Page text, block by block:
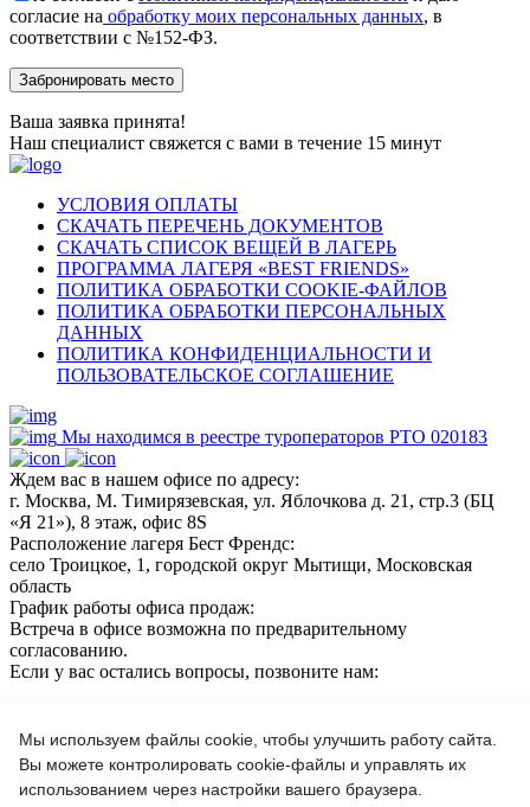
согласие на обработку моих персональных данных, в
соответствии с №152-ФЗ.
Ваша заявка принята!
Наш специалист свяжется с вами в течение 15 минут
УСЛОВИЯ ОПЛАТЫ
СКАЧАТЬ ПЕРЕЧЕНЬ ДОКУМЕНТОВ
СКАЧАТЬ СПИСОК ВЕЩЕЙ В ЛАГЕРЬ
ПРОГРАММА ЛАГЕРЯ «BEST FRIENDS»
ПОЛИТИКА ОБРАБОТКИ COOKIE-ФАЙЛОВ
ПОЛИТИКА ОБРАБОТКИ ПЕРСОНАЛЬНЫХ
ДАННЫХ
ПОЛИТИКА КОНФИДЕНЦИАЛЬНОСТИ И
ПОЛЬЗОВАТЕЛЬСКОЕ СОГЛАШЕНИЕ
Мы находимся в реестре туроператоров РТО 020183
Ждем вас в нашем офисе по адресу:
г. Москва, М. Тимирязевская, ул. Яблочкова д. 21, стр.3 (БЦ
«Я 21»), 8 этаж, офис 8S
Расположение лагеря Бест Френдс:
село Троицкое, 1, городской округ Мытищи, Московская
область
График работы офиса продаж:
Встреча в офисе возможна по предварительному
согласованию.
Если у вас остались вопросы, позвоните нам:
+7 (964) 618 21 17
Или пишите нам на почту:
Мы используем файлы cookie, чтобы улучшить работу сайта.
Вы можете контролировать cookie-файлы и управлять их
использованием через настройки вашего браузера.